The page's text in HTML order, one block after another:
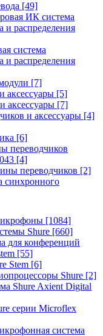
[49]
ИК система
и распределения
система
и распределения
[7]
аксессуары [5]
аксессуары [7]
и аксессуары [4]
[6]
переводчиков
[4]
переводчиков [2]
синхронного
[1084]
Shure [660]
для конференций
[55]
Stem [6]
Shure [2]
Shure Axient Digital
серии Microflex
система